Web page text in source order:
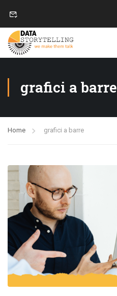
grafici a barre
Home grafici a barre